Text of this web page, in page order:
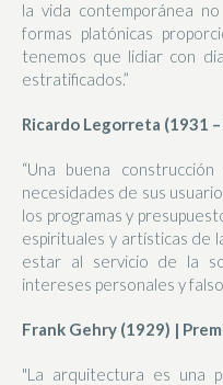
la vida contemporánea
formas platónicas
tenemos que lidiar con
estratificados.”
Ricardo Legorreta (1931
“Una buena
necesidades de sus
los programas y
espirituales y artísticas de
estar al servicio de la
intereses personales y
Frank Gehry (1929) |
"La arquitectura es una